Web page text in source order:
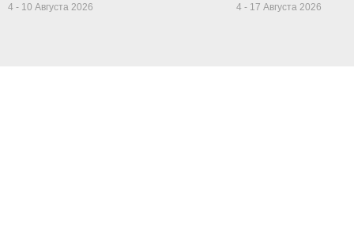
4 - 10 Августа 2026
4 - 17 Августа 2026